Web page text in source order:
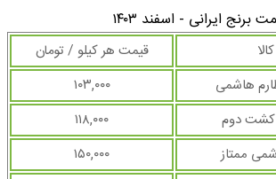
برنج ایرانی - اسفند ۱۴۰۳
قیمت هر کیلو / تومان
هاشمی
۱۰۳,۰۰۰
کشت دوم
۱۱۸,۰۰۰
ممتاز
۱۵۰,۰۰۰